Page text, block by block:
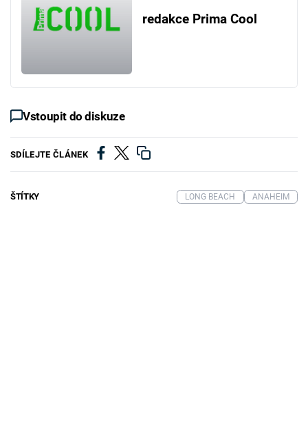
redakce Prima Cool
Vstoupit do diskuze
SDÍLEJTE ČLÁNEK
ŠTÍTKY LONG BEACH ANAHEIM